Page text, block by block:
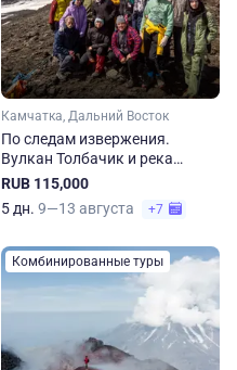
Камчатка, Дальний Восток
По следам извержения.
Вулкан Толбачик и река
Быстрая
RUB 115,000
5 дн. 9—13 августа +7
Комбинированные туры